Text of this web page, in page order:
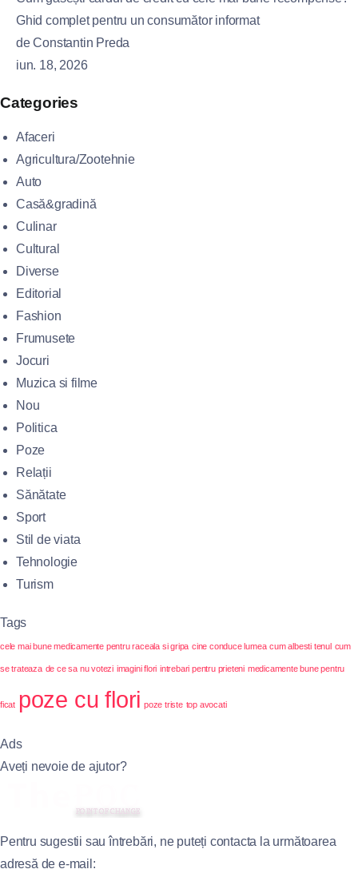
Ghid complet pentru un consumător informat
de Constantin Preda
iun. 18, 2026
Categories
Afaceri
Agricultura/Zootehnie
Auto
Casă&gradină
Culinar
Cultural
Diverse
Editorial
Fashion
Frumusete
Jocuri
Muzica si filme
Nou
Politica
Poze
Relații
Sănătate
Sport
Stil de viata
Tehnologie
Turism
Tags
cele mai bune medicamente pentru raceala si gripa cine conduce lumea cum albesti tenul cum
se trateaza de ce sa nu votezi imagini flori intrebari pentru prieteni medicamente bune pentru
ficat poze cu flori poze triste top avocati
Ads
Aveți nevoie de ajutor?
Pentru sugestii sau întrebări, ne puteți contacta la următoarea
adresă de e-mail: